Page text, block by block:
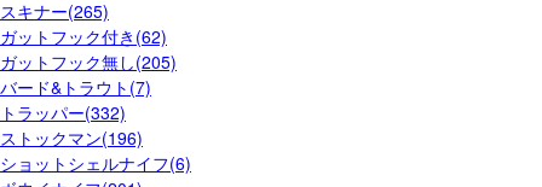
スキナー(265)
ガットフック付き(62)
ガットフック無し(205)
バード&トラウト(7)
トラッパー(332)
ストックマン(196)
ショットシェルナイフ(6)